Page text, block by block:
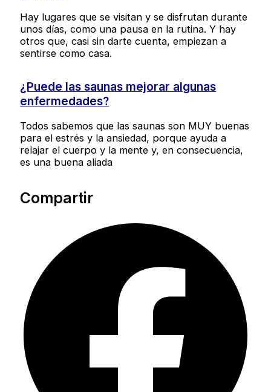
Hay lugares que se visitan y se disfrutan durante
unos días, como una pausa en la rutina. Y hay
otros que, casi sin darte cuenta, empiezan a
sentirse como casa.
¿Puede las saunas mejorar algunas
enfermedades?
Todos sabemos que las saunas son MUY buenas
para el estrés y la ansiedad, porque ayuda a
relajar el cuerpo y la mente y, en consecuencia,
es una buena aliada
Compartir